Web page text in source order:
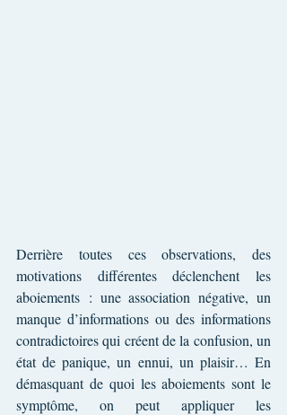
Derrière toutes ces observations, des
motivations différentes déclenchent les
aboiements : une association négative, un
manque d’informations ou des informations
contradictoires qui créent de la confusion, un
état de panique, un ennui, un plaisir… En
démasquant de quoi les aboiements sont le
symptôme, on peut appliquer les